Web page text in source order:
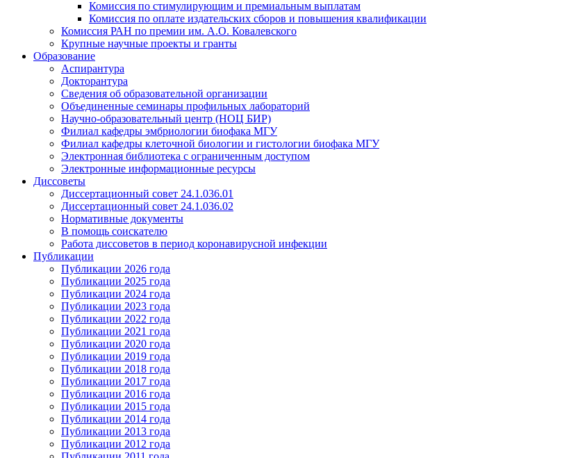
Комиссия по стимулирующим и премиальным выплатам
Комиссия по оплате издательских сборов и повышения квалификации
Комиссия РАН по премии им. А.О. Ковалевского
Крупные научные проекты и гранты
Образование
Аспирантура
Докторантура
Сведения об образовательной организации
Объединенные семинары профильных лабораторий
Научно-образовательный центр (НОЦ БИР)
Филиал кафедры эмбриологии биофака МГУ
Филиал кафедры клеточной биологии и гистологии биофака МГУ
Электронная библиотека с ограниченным доступом
Электронные информационные ресурсы
Диссоветы
Диссертационный совет 24.1.036.01
Диссертационный совет 24.1.036.02
Нормативные документы
В помощь соискателю
Работа диссоветов в период коронавирусной инфекции
Публикации
Публикации 2026 года
Публикации 2025 года
Публикации 2024 года
Публикации 2023 года
Публикации 2022 года
Публикации 2021 года
Публикации 2020 года
Публикации 2019 года
Публикации 2018 года
Публикации 2017 года
Публикации 2016 года
Публикации 2015 года
Публикации 2014 года
Публикации 2013 года
Публикации 2012 года